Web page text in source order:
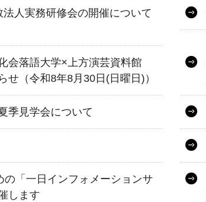
人実務研修会の開催について
会落語大学×上方演芸資料館
せ（令和8年8月30日(日曜日)）
季見学会について
「一日インフォメーションサ
します